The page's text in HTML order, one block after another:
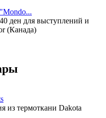
ден для выступлений и
(Канада)
из термоткани Dakota